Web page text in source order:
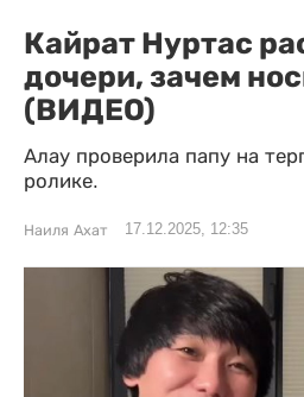
Кайрат Нуртас
дочери, зачем
(ВИДЕО)
Алау проверила папу на
ролике.
Наиля Ахат 17.12.2025, 12:35